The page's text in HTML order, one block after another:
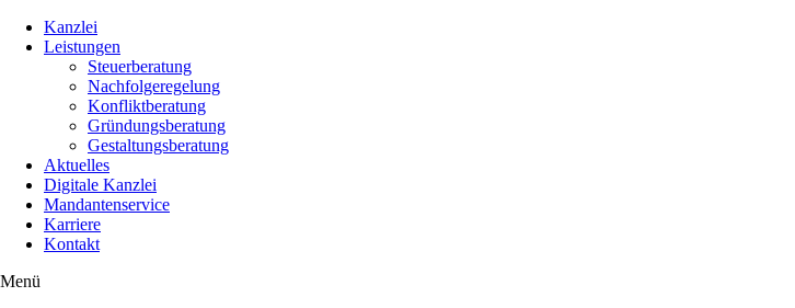
Kanzlei
Leistungen
Steuerberatung
Nachfolgeregelung
Konfliktberatung
Gründungsberatung
Gestaltungsberatung
Aktuelles
Digitale Kanzlei
Mandantenservice
Karriere
Kontakt
Menü